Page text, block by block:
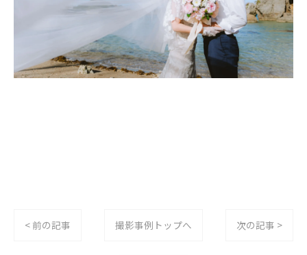
< 前の記事 撮影事例トップへ 次の記事 >